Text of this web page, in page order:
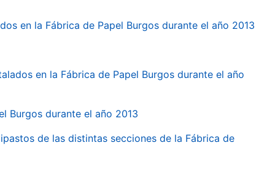
en la Fábrica de Papel Burgos durante el año 2013
en la Fábrica de Papel Burgos durante el año
Burgos durante el año 2013
de las distintas secciones de la Fábrica de